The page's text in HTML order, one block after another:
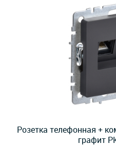
Розетка телефонная +
графит